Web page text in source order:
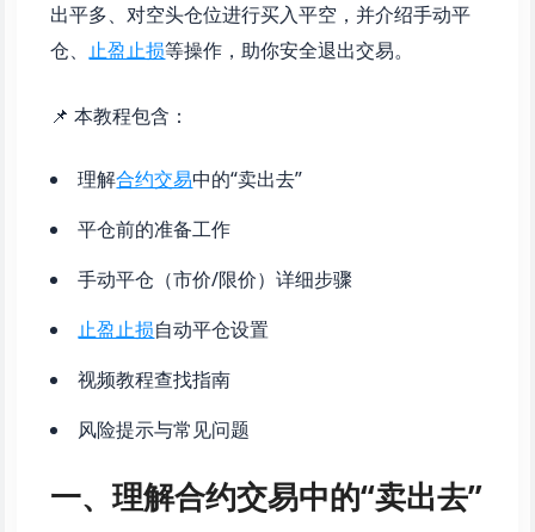
出平多、对空头仓位进行买入平空，并介绍手动平
仓、止盈止损等操作，助你安全退出交易。
📌 本教程包含：
理解合约交易中的“卖出去”
平仓前的准备工作
手动平仓（市价/限价）详细步骤
止盈止损自动平仓设置
视频教程查找指南
风险提示与常见问题
一、理解合约交易中的“卖出去”